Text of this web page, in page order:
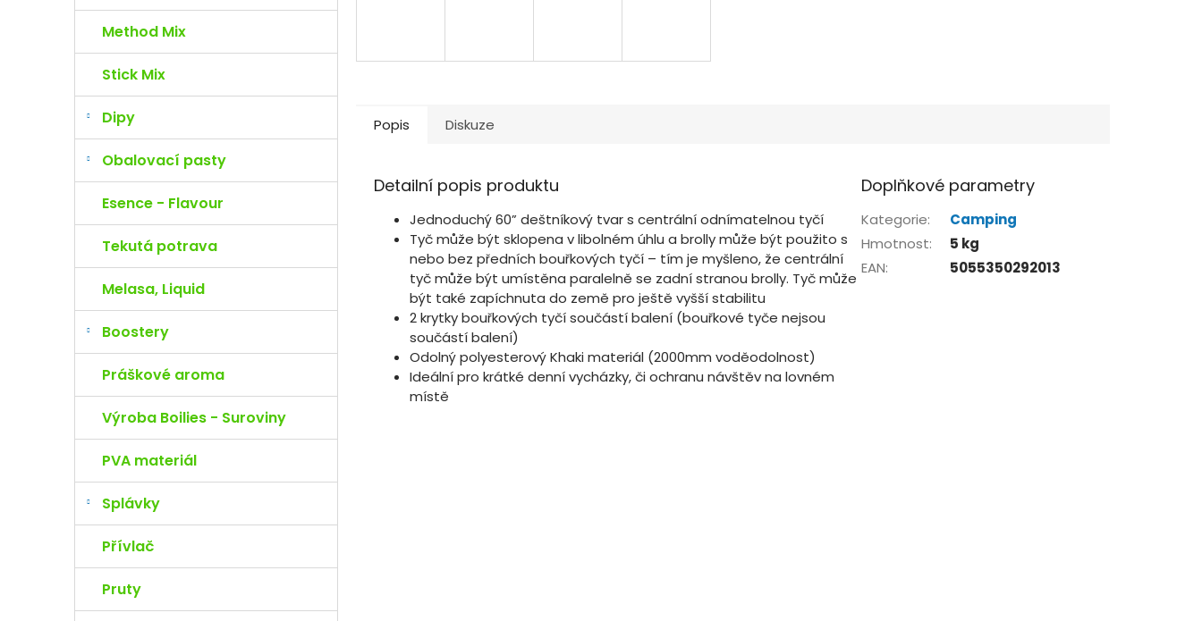
Method Mix
Stick Mix
Dipy
Obalovací pasty
Esence - Flavour
Tekutá potrava
Melasa, Liquid
Boostery
Práškové aroma
Výroba Boilies - Suroviny
PVA materiál
Splávky
Přívlač
Pruty
Popis Diskuze
Detailní popis produktu
Jednoduchý 60” deštníkový tvar s centrální odnímatelnou tyčí
Tyč může být sklopena v libolném úhlu a brolly může být použito s
nebo bez předních bouřkových tyčí – tím je myšleno, že centrální
tyč může být umístěna paralelně se zadní stranou brolly. Tyč může
být také zapíchnuta do země pro ještě vyšší stabilitu
2 krytky bouřkových tyčí součástí balení (bouřkové tyče nejsou
součástí balení)
Odolný polyesterový Khaki materiál (2000mm voděodolnost)
Ideální pro krátké denní vycházky, či ochranu návštěv na lovném
místě
Doplňkové parametry
Kategorie:
Camping
Hmotnost:
5 kg
EAN: 5055350292013